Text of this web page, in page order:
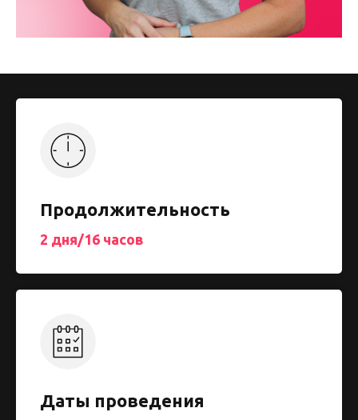
Продолжительность
2 дня/16 часов
Даты проведения